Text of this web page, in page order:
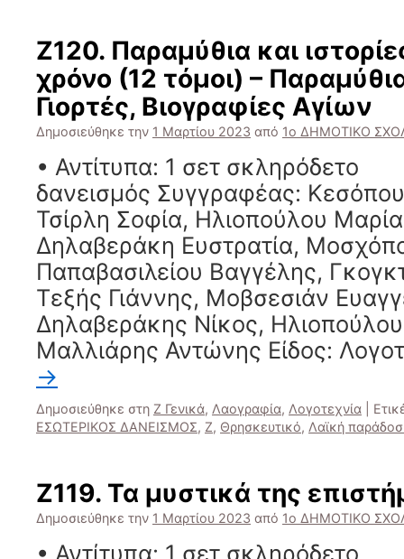
Ζ120. Παραμύθια και
χρόνο (12 τόμοι) –
Γιορτές, Βιογραφίες Αγίων
Δημοσιεύθηκε την 1 Μαρτίου 2023 από 1ο ΔΗΜΟΤΙΚΟ
• Αντίτυπα: 1 σετ
δανεισμός Συγγραφέας:
Τσίρλη Σοφία, Ηλιοπούλου
Δηλαβεράκη Ευστρατία,
Παπαβασιλείου Βαγγέλης,
Τεξής Γιάννης, Μοβσεσιάν
Δηλαβεράκης Νίκος,
Μαλλιάρης Αντώνης Είδος:
→
Δημοσιεύθηκε στη Ζ Γενικά, Λαογραφία, Λογοτεχνία
ΕΣΩΤΕΡΙΚΟΣ ΔΑΝΕΙΣΜΟΣ, Ζ, Θρησκευτικό, Λαϊκή
Ζ119. Τα μυστικά της
Δημοσιεύθηκε την 1 Μαρτίου 2023 από 1ο ΔΗΜΟΤΙΚΟ
• Αντίτυπα: 1 σετ